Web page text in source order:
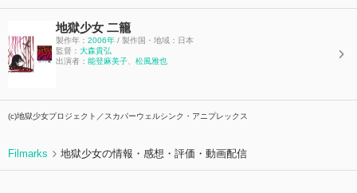
地獄少女 二籠
製作年： 2006年 / 製作国・地域：日本
監督： 大森貴弘
出演者： 能登麻美子、 松風雅也
(c)地獄少女プロジェクト／スカパーウェルシンク・アニプレックス
Filmarks 地獄少女の情報・感想・評価・動画配信